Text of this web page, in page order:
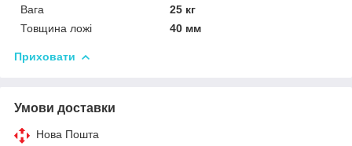
Вага
25 кг
Товщина ложі
40 мм
Приховати
Умови доставки
Нова Пошта